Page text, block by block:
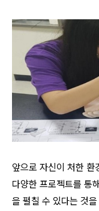
앞으로 자신이 처한 환
다양한 프로젝트를 통
을 펼칠 수 있다는 것